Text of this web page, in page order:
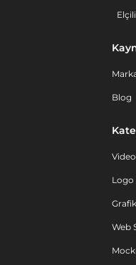
Blog
Video
Logo
Web